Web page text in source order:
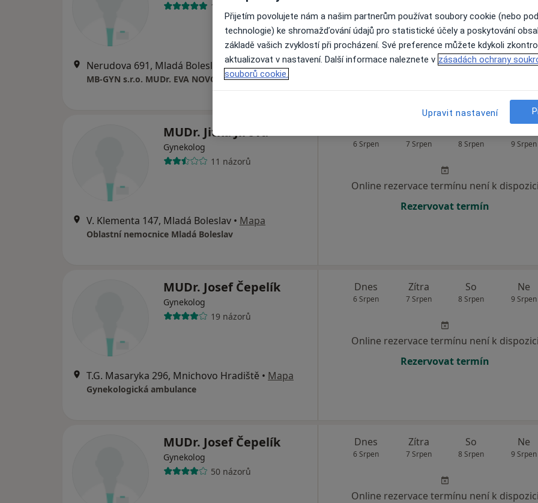
14 názorů
Nerudova 691, Mladá Boleslav •Mapa
MB-GYN s.r.o. MUDr. EVA NOVOTNÁ
Online rezervace termínu není k
Rezervovat termín
MUDr. Jitka Jírová
Gynekolog
11 názorů
V. Klementa 147, Mladá Boleslav • Mapa
Oblastní nemocnice Mladá Boleslav
6 Srpen 7 Srpen 8 Srpen 9 Srpen
Online rezervace termínu není k dispozici
Rezervovat termín
MUDr. Josef Čepelík
Gynekolog
19 názorů
T.G. Masaryka 296, Mnichovo Hradiště • Mapa
Gynekologická ambulance
Dnes
6 Srpen
Zítra
7 Srpen
So
8 Srpen
Ne
9 Srpen
Online rezervace termínu není k dispozici
Rezervovat termín
MUDr. Josef Čepelík
Gynekolog
50 názorů
Dnes
6 Srpen
Zítra
7 Srpen
So
8 Srpen
Ne
9 Srpen
Online rezervace termínu není k dispozici
Přijetím povolujete nám a našim partnerům používat soubory cookie (nebo
technologie) ke shromažďování údajů pro statistické účely a poskytování
základě vašich zvyklostí při procházení. Své preference můžete kdykoli
aktualizovat v nastavení. Další informace naleznete v zásadách ochrany
souborů cookie.
Upravit nastavení